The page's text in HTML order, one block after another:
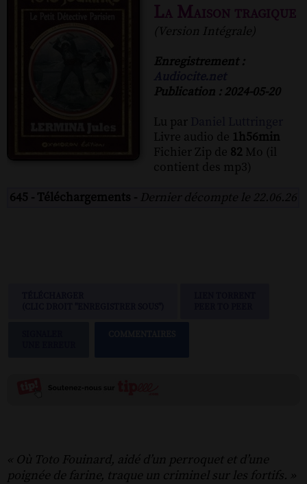
La Maison tragique
(Version Intégrale)
Enregistrement :
Publication : 2024-05-20
Lu par
Livre audio de 1h56min
Fichier Zip de 82 Mo (il
contient des mp3)
645 - Téléchargements - Dernier décompte le 22.06.26
« Où Toto Fouinard, aidé d’un perroquet et d’une
poignée de farine, traque un criminel sur les fortifs. »